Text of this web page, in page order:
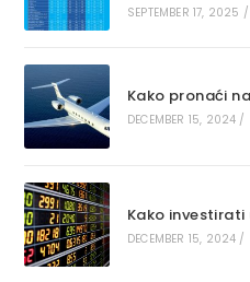
SEPTEMBER 17, 2025 /
Kako pronaći
DECEMBER 15, 2024 /
Kako
DECEMBER 15, 2024 /